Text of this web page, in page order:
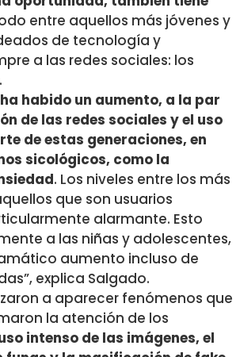
entre aquellos más jóvenes y
de tecnología y
a las redes sociales: los
habido un aumento, a la par
de las redes sociales y el uso
de estas generaciones, en
sicológicos, como la
. Los niveles entre los más
que son usuarios
alarmante. Esto
a las niñas y adolescentes,
aumento incluso de
explica Salgado.
a aparecer fenómenos que
la atención de los
intenso de las imágenes, el